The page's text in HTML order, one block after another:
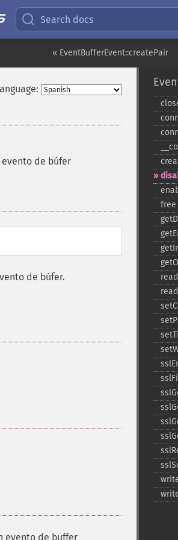
Search docs
« EventBufferEvent::createPair
de búfer
de búfer.
evento de buffer
free
read